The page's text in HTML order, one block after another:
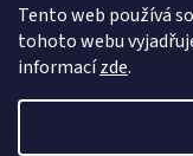
Tento web používá
tohoto webu
informacízde.
eshop@
725 316 707
Cyklo Erben